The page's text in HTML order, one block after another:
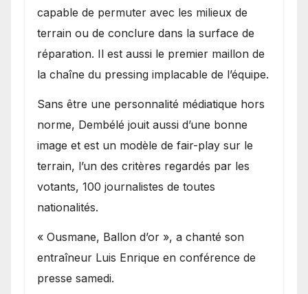
capable de permuter avec les milieux de
terrain ou de conclure dans la surface de
réparation. Il est aussi le premier maillon de
la chaîne du pressing implacable de l’équipe.
Sans être une personnalité médiatique hors
norme, Dembélé jouit aussi d’une bonne
image et est un modèle de fair-play sur le
terrain, l’un des critères regardés par les
votants, 100 journalistes de toutes
nationalités.
« Ousmane, Ballon d’or », a chanté son
entraîneur Luis Enrique en conférence de
presse samedi.